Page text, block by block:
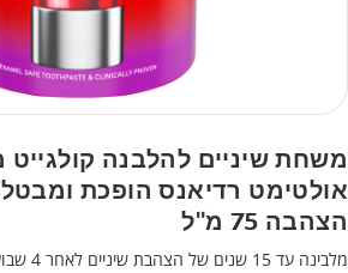
משחת שיניים להלבנה קולגייט
הצהבה 75 מ"ל
מלבינה